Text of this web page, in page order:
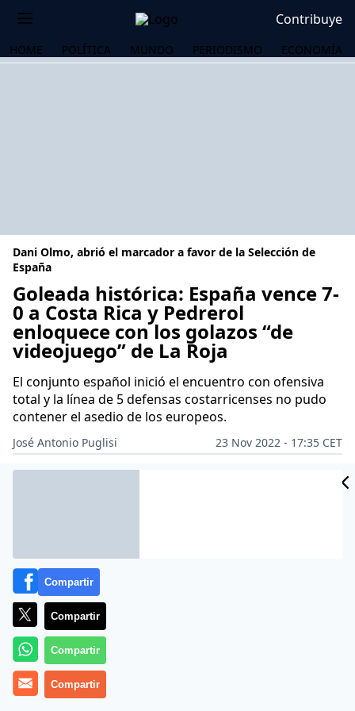
Contribuye
HOME POLÍTICA MUNDO PERIODISMO ECONOMÍA
Dani Olmo, abrió el marcador a favor de la Selección de
España
Goleada histórica: España vence 7-
0 a Costa Rica y Pedrerol
enloquece con los golazos “de
videojuego” de La Roja
El conjunto español inició el encuentro con ofensiva
total y la línea de 5 defensas costarricenses no pudo
contener el asedio de los europeos.
José Antonio Puglisi
23 Nov 2022 - 17:35 CET
Archivado en: FÚTBOL JOSEP PEDREROL
Compartir
Compartir
Compartir
Compartir